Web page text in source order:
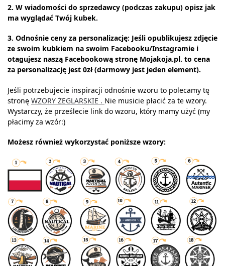
2. W wiadomości do sprzedawcy (podczas zakupu) opisz jak
ma wyglądać Twój kubek.
3. Odnośnie ceny za personalizację: Jeśli opublikujesz zdjęcie
ze swoim kubkiem na swoim Facebooku/Instagramie i
otagujesz naszą Facebookową stronę Mojakoja.pl. to cena
za personalizację jest 0zł (darmowy jest jeden element).
Jeśli potrzebujecie inspiracji odnośnie wzoru to polecamy tę
stronę WZORY ŻEGLARSKIE . Nie musicie płacić za te wzory.
Wystarczy, że prześlecie link do wzoru, który mamy użyć (my
płacimy za wzór:)
Możesz również wykorzystać poniższe wzory: